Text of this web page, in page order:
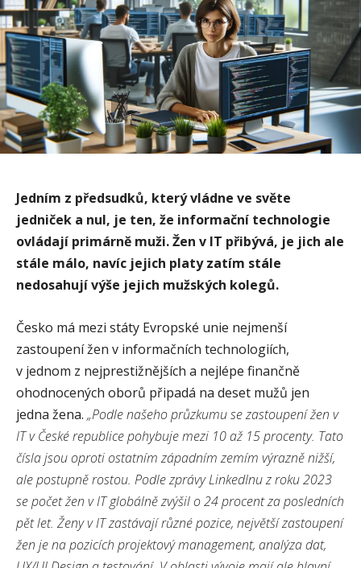
Jedním z předsudků, který vládne ve světe
jedniček a nul, je ten, že informační technologie
ovládají primárně muži. Žen v IT přibývá, je jich ale
stále málo, navíc jejich platy zatím stále
nedosahují výše jejich mužských kolegů.
Česko má mezi státy Evropské unie nejmenší
zastoupení žen v informačních technologiích,
v jednom z nejprestižnějších a nejlépe finančně
ohodnocených oborů připadá na deset mužů jen
jedna žena. „Podle našeho průzkumu se zastoupení žen v
IT v České republice pohybuje mezi 10 až 15 procenty. Tato
čísla jsou oproti ostatním západním zemím výrazně nižší,
ale postupně rostou. Podle zprávy LinkedInu z roku 2023
se počet žen v IT globálně zvýšil o 24 procent za posledních
pět let. Ženy v IT zastávají různé pozice, největší zastoupení
žen je na pozicích projektový management, analýza dat,